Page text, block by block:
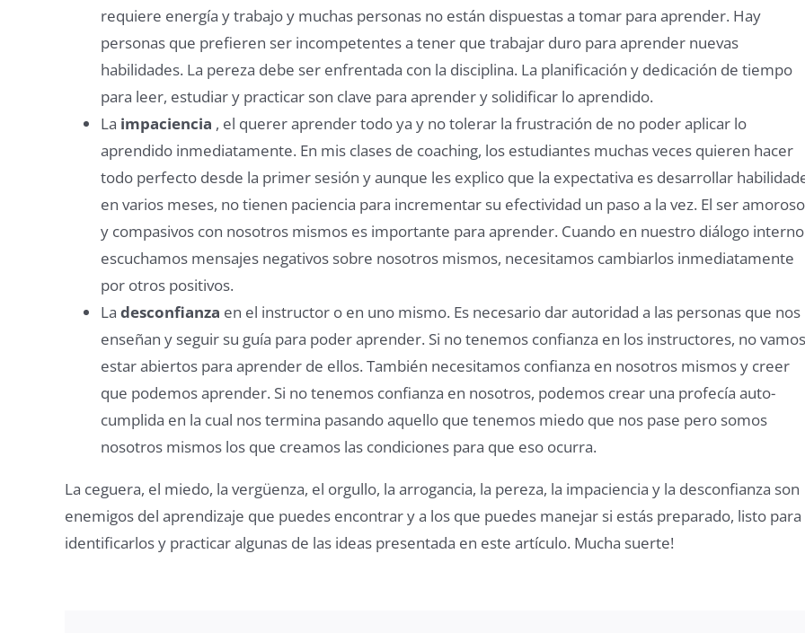
requiere energía y trabajo y muchas personas no están dispuestas a tomar para aprender. Hay
personas que prefieren ser incompetentes a tener que trabajar duro para aprender nuevas
habilidades. La pereza debe ser enfrentada con la disciplina. La planificación y dedicación de tiempo
para leer, estudiar y practicar son clave para aprender y solidificar lo aprendido.
La impaciencia , el querer aprender todo ya y no tolerar la frustración de no poder aplicar lo
aprendido inmediatamente. En mis clases de coaching, los estudiantes muchas veces quieren hacer
todo perfecto desde la primer sesión y aunque les explico que la expectativa es desarrollar
en varios meses, no tienen paciencia para incrementar su efectividad un paso a la vez. El ser
y compasivos con nosotros mismos es importante para aprender. Cuando en nuestro diálogo interno
escuchamos mensajes negativos sobre nosotros mismos, necesitamos cambiarlos inmediatamente
por otros positivos.
La desconfianza en el instructor o en uno mismo. Es necesario dar autoridad a las personas que nos
enseñan y seguir su guía para poder aprender. Si no tenemos confianza en los instructores, no
estar abiertos para aprender de ellos. También necesitamos confianza en nosotros mismos y creer
que podemos aprender. Si no tenemos confianza en nosotros, podemos crear una profecía auto-
cumplida en la cual nos termina pasando aquello que tenemos miedo que nos pase pero somos
nosotros mismos los que creamos las condiciones para que eso ocurra.
La ceguera, el miedo, la vergüenza, el orgullo, la arrogancia, la pereza, la impaciencia y la desconfianza son
enemigos del aprendizaje que puedes encontrar y a los que puedes manejar si estás preparado, listo para
identificarlos y practicar algunas de las ideas presentada en este artículo. Mucha suerte!